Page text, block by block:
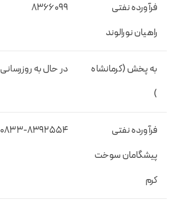
فرآورده نفتی
راهیان نورالوند
۸۳۶۶۰۹۹
به پخش (کرمانشاه
)
در حال به روزرسانی
فرآورده نفتی
پیشگامان سوخت
کرم
۰۸۳۳-۸۳۹۲۵۵۴